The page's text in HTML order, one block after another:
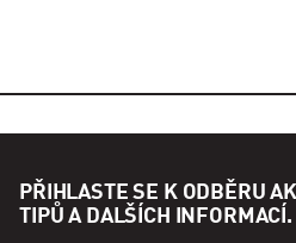
PŘIHLASTE SE K ODBĚRU
TIPŮ A DALŠÍCH INFORMACÍ.